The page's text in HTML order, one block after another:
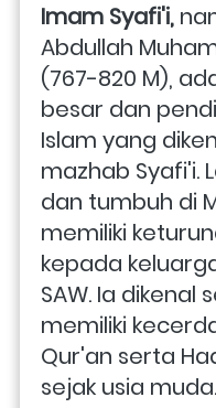
Imam Syafi'i,
Abdullah
(767-820 M),
besar dan
Islam yang
mazhab Syafi'i.
dan tumbuh di
memiliki
kepada
SAW. Ia
memiliki
Qur'an serta
sejak usia muda.